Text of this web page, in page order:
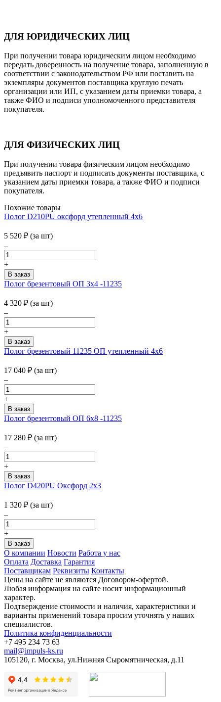
ДЛЯ ЮРИДИЧЕСКИХ ЛИЦ
При получении товара юридическим лицом необходимо
передать доверенность на получение товара, заполненную в
соответствии с законодательством РФ или поставить на
экземпляры документов поставщика круглую печать
организации или ИП, с указанием даты приемки товара, а
также ФИО и подписи уполномоченного представителя
покупателя.
ДЛЯ ФИЗИЧЕСКИХ ЛИЦ
При получении товара физическим лицом необходимо
предъявить паспорт и подписать документы поставщика, с
указанием даты приемки товара, а также ФИО и подписи
покупателя.
Похожие товары
Полог D210PU оксфорд утепленный 4х6
5 520 ₽ (за шт)
–
+
Полог брезентовый ОП 3х4 -11235
4 320 ₽ (за шт)
–
+
Полог брезентовый 11235 ОП утепленный 4х6
17 040 ₽ (за шт)
–
+
Полог брезентовый ОП 6х8 -11235
17 280 ₽ (за шт)
–
+
Полог D420PU Оксфорд 2x3
1 320 ₽ (за шт)
–
+
О компании Новости Работа у нас
Оплата Доставка Гарантия
Поставщикам Реквизиты Контакты
Цены на сайте не являются Договором-офертой.
Любая информация на сайте носит информационный
характер.
Подтверждение стоимости и наличия, характеристики и
варианты применений товара просим уточнять у наших
специалистов.
Политика конфиденциальности
+7 495 234 73 63
mail@impuls-ks.ru
105120, г. Москва, ул.Нижняя Сыромятническая, д.11